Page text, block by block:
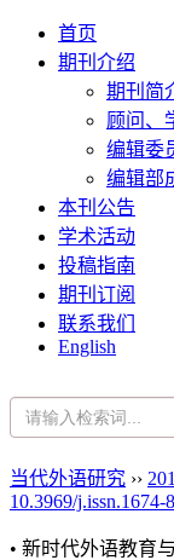
首页
期刊介绍
期刊简
顾问、
编辑委
编辑部
本刊公告
学术活动
投稿指南
期刊订阅
联系我们
English
当代外语研究 ››
10.3969/j.issn.1674-
• 新时代外语教育